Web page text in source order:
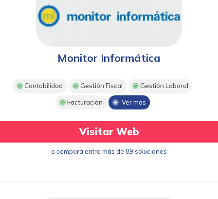
Monitor Informática
Contabilidad Gestión Fiscal Gestión Laboral
Facturación Ver más
Visitar Web
o compara entre más de 89 soluciones